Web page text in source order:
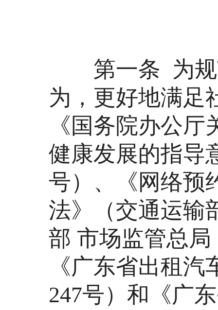
第一条 为规
为，更好地满足
《国务院办公
健康发展的指导
号）、《网络预
法》（交通运输
部 市场监管总局
《广东省出租
247号）和《广